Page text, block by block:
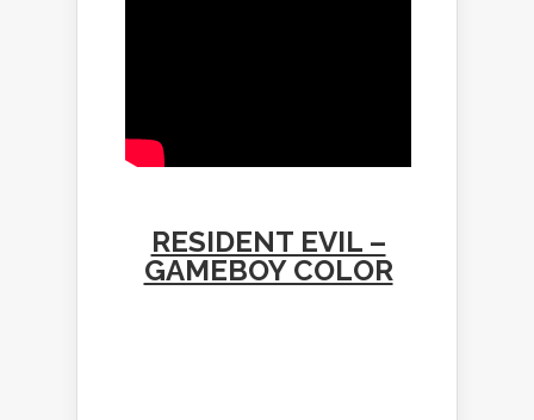
RESIDENT EVIL –
GAMEBOY COLOR